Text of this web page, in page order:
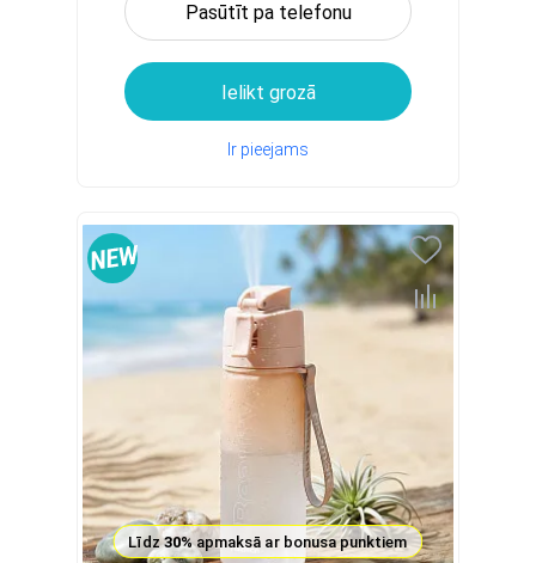
Pasūtīt pa telefonu
Ielikt grozā
Ir pieejams
Līdz30%apmaksā ar bonusa punktiem